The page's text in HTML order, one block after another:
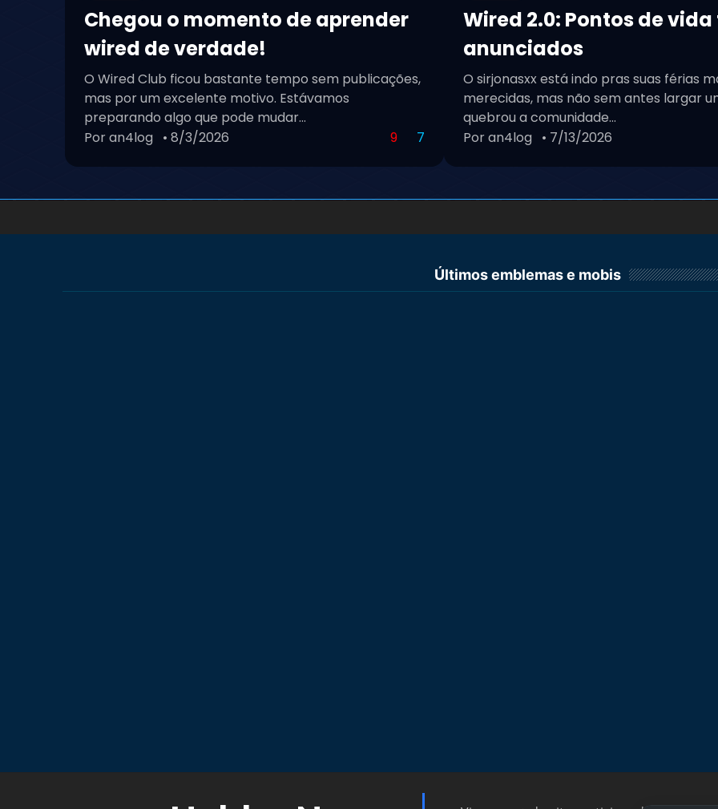
Chegou o momento de aprender
wired de verdade!
O Wired Club ficou bastante tempo sem publicações,
mas por um excelente motivo. Estávamos
preparando algo que pode mudar...
Por an4log • 8/3/2026 9 7
Wired 2.0: Pontos de
anunciados
O sirjonasxx está indo pras suas férias
merecidas, mas não sem antes largar
quebrou a comunidade...
Por an4log • 7/13/2026
Últimos emblemas e mobis